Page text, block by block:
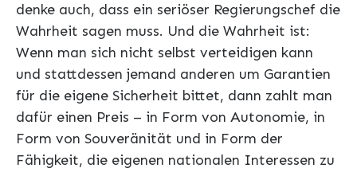
denke auch, dass ein seriöser Regierungschef die
Wahrheit sagen muss. Und die Wahrheit ist:
Wenn man sich nicht selbst verteidigen kann
und stattdessen jemand anderen um Garantien
für die eigene Sicherheit bittet, dann zahlt man
dafür einen Preis – in Form von Autonomie, in
Form von Souveränität und in Form der
Fähigkeit, die eigenen nationalen Interessen zu